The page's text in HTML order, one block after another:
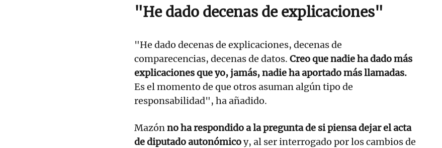
"He dado decenas de explicaciones"
"He dado decenas de explicaciones, decenas de
comparecencias, decenas de datos. Creo que nadie ha dado más
explicaciones que yo, jamás, nadie ha aportado más llamadas.
Es el momento de que otros asuman algún tipo de
responsabilidad", ha añadido.
Mazónno ha respondido a la pregunta de si piensa dejar el acta
de diputado autonómicoy, al ser interrogado por los cambios de